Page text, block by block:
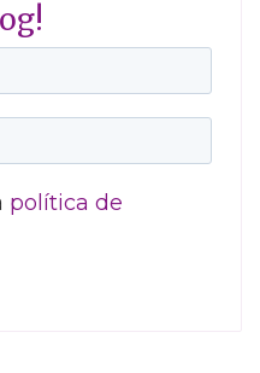
política de